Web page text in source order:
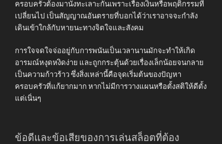
ครอบครัวต้องมานั่งทะเลาะกันเพราะเรื่องเงินหรือพฤติกรรมที่
เปลี่ยนไป เป็นสัญญาณอันตรายที่บอกได้ว่าเราอาจจะกำลัง
เดินเข้าใกล้กับหายนะทางจิตใจและสังคม
การใจจดใจจ่ออยู่กับการพนันเป็นเวลานานมักจะทำให้เกิด
อารมณ์หงุดหงิดง่าย และถูกกระตุ้นด้วยเรื่องเล็กน้อยจนกลาย
เป็นความก้าวร้าว ซึ่งสิ่งเหล่านี้คือจุดเริ่มต้นของปัญหา
ครอบครัวที่แก้ยากมาก หากไม่มีการวางแผนหรือตั้งสติให้ดีตั้ง
แต่เนิ่นๆ
ข้อดีและข้อเสียของการเล่นสล็อตที่ต้อง